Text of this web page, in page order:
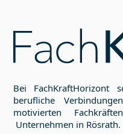
Bei FachKraftHorizont
berufliche
motivierten
Unternehmen in Rösrath.